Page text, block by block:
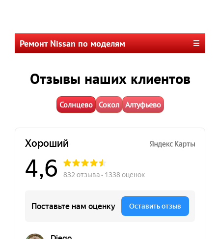
Ремонт Nissan по моделям
Отзывы наших клиентов
Солнцево Сокол Алтуфьево